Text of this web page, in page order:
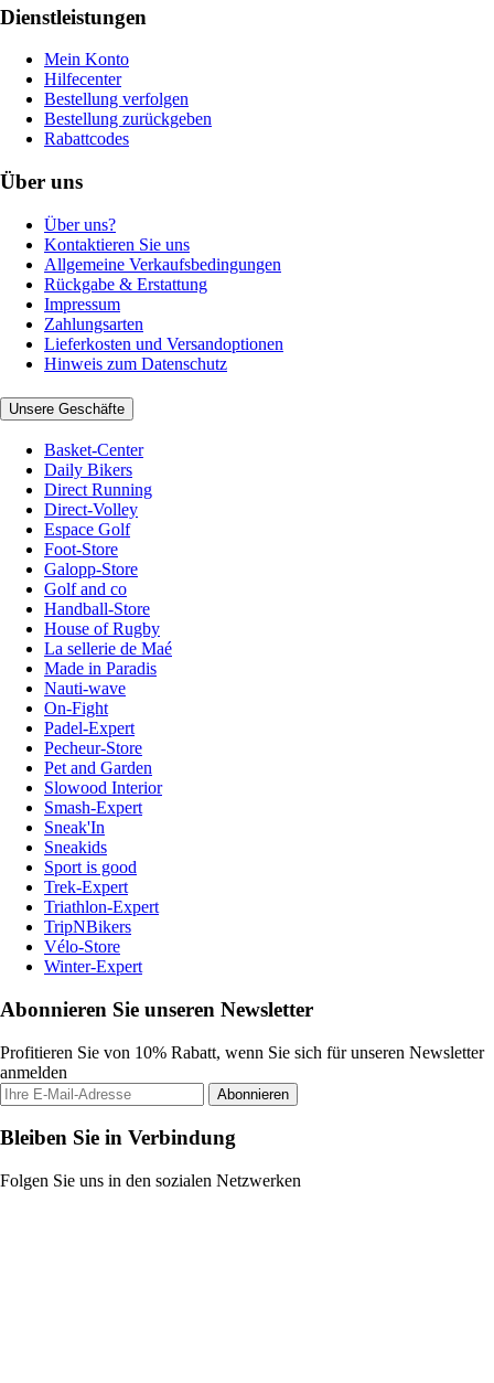
Dienstleistungen
Mein Konto
Hilfecenter
Bestellung verfolgen
Bestellung zurückgeben
Rabattcodes
Über uns
Über uns?
Kontaktieren Sie uns
Allgemeine Verkaufsbedingungen
Rückgabe & Erstattung
Impressum
Zahlungsarten
Lieferkosten und Versandoptionen
Hinweis zum Datenschutz
Unsere Geschäfte
Basket-Center
Daily Bikers
Direct Running
Direct-Volley
Espace Golf
Foot-Store
Galopp-Store
Golf and co
Handball-Store
House of Rugby
La sellerie de Maé
Made in Paradis
Nauti-wave
On-Fight
Padel-Expert
Pecheur-Store
Pet and Garden
Slowood Interior
Smash-Expert
Sneak'In
Sneakids
Sport is good
Trek-Expert
Triathlon-Expert
TripNBikers
Vélo-Store
Winter-Expert
Abonnieren Sie unseren Newsletter
Profitieren Sie von 10% Rabatt, wenn Sie sich für unseren Newsletter
anmelden
Abonnieren
Bleiben Sie in Verbindung
Folgen Sie uns in den sozialen Netzwerken